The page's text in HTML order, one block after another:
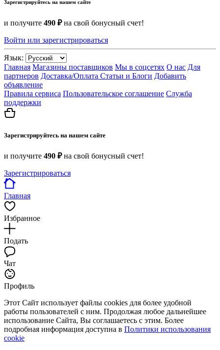
Зарегистрируйтесь на нашем сайте
и получите 490 ₽на свой бонусный счет!
Войти или зарегистрироваться
Язык:
Главная Магазины поставщиков Мы в соцсетях О нас Для
партнеров Доставка/Оплата Статьи и Блоги Добавить
объявление
Правила сервиса Пользовательское соглашение Служба
поддержки
Зарегистрируйтесь на нашем сайте
и получите 490 ₽на свой бонусный счет!
Зарегистрироваться
Главная
Избранное
Подать
Чат
Профиль
Этот Сайт использует файлы cookies для более удобной
работы пользователей с ним. Продолжая любое дальнейшее
использование Сайта, Вы соглашаетесь с этим. Более
подробная информация доступна в Политики использования
cookie